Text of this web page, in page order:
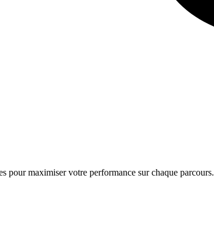
pour maximiser votre performance sur chaque parcours.